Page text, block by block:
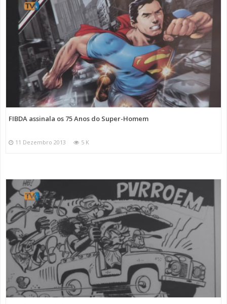
FIBDA assinala os 75 Anos do Super-Homem
11 Dezembro 2013 5 K